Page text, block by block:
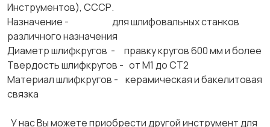
Инструментов), СССР.
Назначение - для шлифовальных станков
различного назначения
Диаметр шлифкругов - правку кругов 600 мм и более
Твердость шлифкругов - от М1 до СТ2
Материал шлифкругов - керамическая и бакелитовая
связка
У нас Вы можете приобрести другой инструмент для